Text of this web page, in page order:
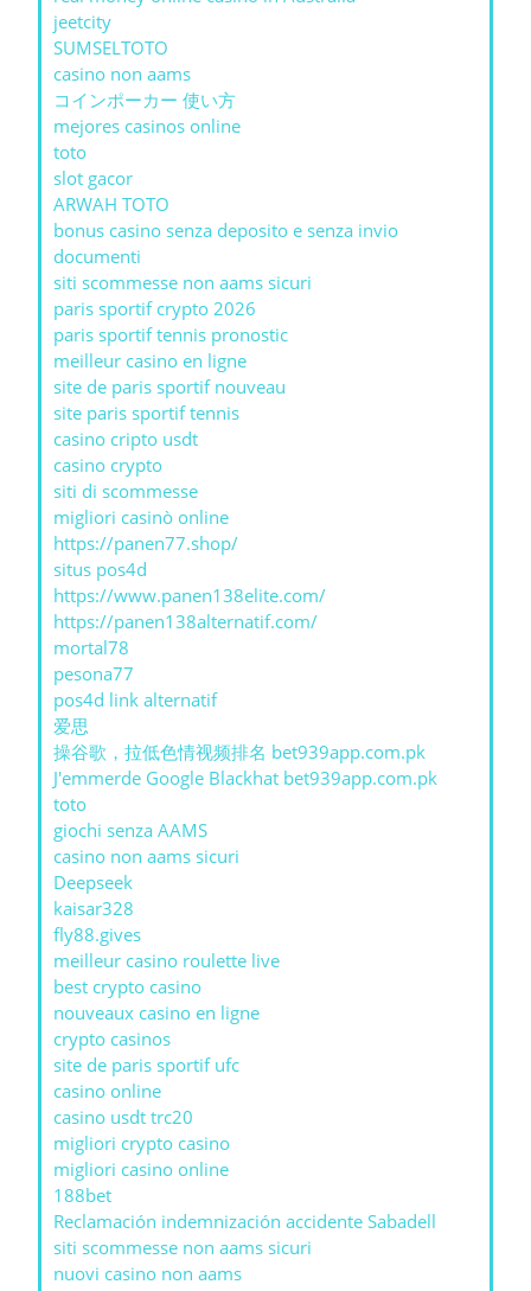
jeetcity
SUMSELTOTO
casino non aams
コインポーカー 使い方
mejores casinos online
toto
slot gacor
ARWAH TOTO
bonus casino senza deposito e senza invio
documenti
siti scommesse non aams sicuri
paris sportif crypto 2026
paris sportif tennis pronostic
meilleur casino en ligne
site de paris sportif nouveau
site paris sportif tennis
casino cripto usdt
casino crypto
siti di scommesse
migliori casinò online
https://panen77.shop/
situs pos4d
https://www.panen138elite.com/
https://panen138alternatif.com/
mortal78
pesona77
pos4d link alternatif
爱思
操谷歌，拉低色情视频排名 bet939app.com.pk
J'emmerde Google Blackhat bet939app.com.pk
toto
giochi senza AAMS
casino non aams sicuri
Deepseek
kaisar328
fly88.gives
meilleur casino roulette live
best crypto casino
nouveaux casino en ligne
crypto casinos
site de paris sportif ufc
casino online
casino usdt trc20
migliori crypto casino
migliori casino online
188bet
Reclamación indemnización accidente Sabadell
siti scommesse non aams sicuri
nuovi casino non aams